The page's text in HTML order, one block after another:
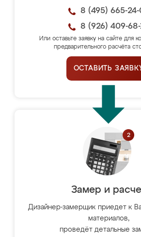
8 (495) 665-24-
8 (926) 409-68-
Или оставьте заявку на сайте для
предварительного расчёта
ОСТАВИТЬ
Замер и
Дизайнер-замерщик приедет к
материалов,
проведёт детальные